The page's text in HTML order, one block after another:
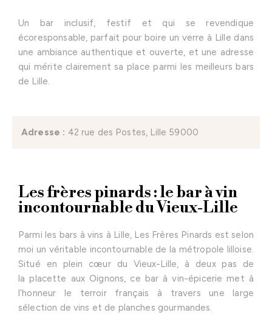
Un bar inclusif, festif et qui se revendique
écoresponsable, parfait pour boire un verre à Lille dans
une ambiance authentique et ouverte, et une adresse
qui mérite clairement sa place parmi les meilleurs bars
de Lille.
Adresse : 42 rue des Postes, Lille 59000
Les frères pinards : le bar à vin
incontournable du Vieux-Lille
Parmi les bars à vins à Lille, Les Frères Pinards est selon
moi un véritable incontournable de la métropole lilloise.
Situé en plein cœur du Vieux-Lille, à deux pas de
la placette aux Oignons, ce bar à vin-épicerie met à
l’honneur le terroir français à travers une large
sélection de vins et de planches gourmandes.